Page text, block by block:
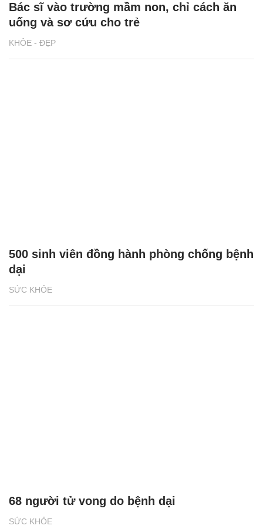
KHỎE - ĐẸP
Bác sĩ vào trường mầm non, chỉ cách ăn
uống và sơ cứu cho trẻ
SỨC KHỎE
500 sinh viên đồng hành phòng chống bệnh
dại
SỨC KHỎE
68 người tử vong do bệnh dại